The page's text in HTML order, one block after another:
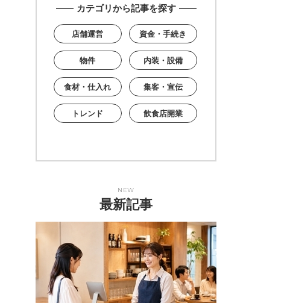
カテゴリから記事を探す
店舗運営 資金・手続き
物件 内装・設備
食材・仕入れ 集客・宣伝
トレンド 飲食店開業
NEW
最新記事